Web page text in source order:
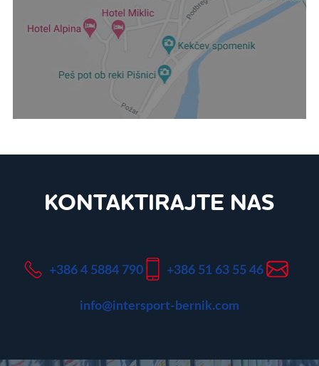
KONTAKTIRAJTE NAS
+386 4 5884 790 +386 51 63 55 46
info@intersport-bernik.com